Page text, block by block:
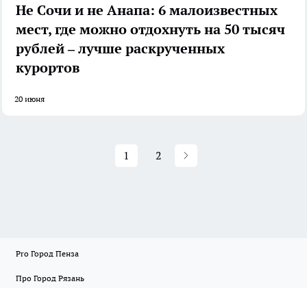
Не Сочи и не Анапа: 6 малоизвестных
мест, где можно отдохнуть на 50 тысяч
рублей – лучше раскрученных
курортов
20 июня
1 2
Pro Город Пенза
Про Город Рязань